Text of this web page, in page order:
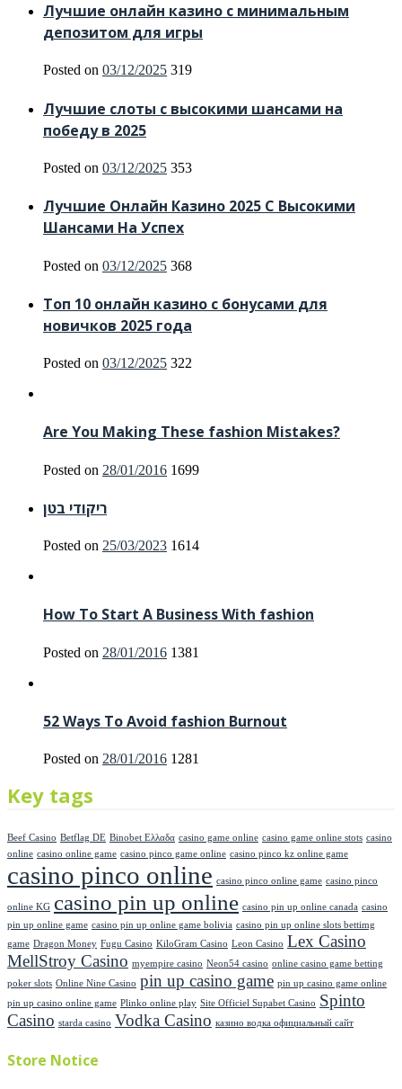
Лучшие онлайн казино с минимальным
депозитом для игры
Posted on 03/12/2025 319
Лучшие слоты с высокими шансами на
победу в 2025
Posted on 03/12/2025 353
Лучшие Онлайн Казино 2025 С Высокими
Шансами На Успех
Posted on 03/12/2025 368
Топ 10 онлайн казино с бонусами для
новичков 2025 года
Posted on 03/12/2025 322
Are You Making These fashion Mistakes?
Posted on 28/01/2016 1699
ריקודי בטן
Posted on 25/03/2023 1614
How To Start A Business With fashion
Posted on 28/01/2016 1381
52 Ways To Avoid fashion Burnout
Posted on 28/01/2016 1281
Key tags
Beef Casino Betflag DE Binobet Ελλαδα casino game online casino game online stots casino
online casino online game casino pinco game online casino pinco kz online game
casino pinco online casino pinco online game casino pinco
online KG casino pin up online casino pin up online canada casino
pin up online game casino pin up online game bolivia casino pin up online slots bettimg
game Dragon Money Fugu Casino KiloGram Casino Leon Casino Lex Casino
MellStroy Casino myempire casino Neon54 casino online casino game betting
poker slots Online Nine Casino pin up casino game pin up casino game online
pin up casino online game Plinko online play Site Officiel Supabet Casino Spinto
Casino starda casino Vodka Casino казино водка официальный сайт
Store Notice